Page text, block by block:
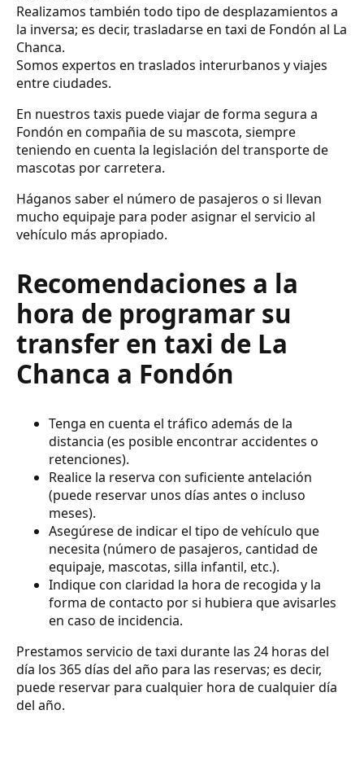
Realizamos también todo tipo de desplazamientos a
la inversa; es decir, trasladarse en taxi de Fondón al La
Chanca.
Somos expertos en traslados interurbanos y viajes
entre ciudades.
En nuestros taxis puede viajar de forma segura a
Fondón en compañia de su mascota, siempre
teniendo en cuenta la legislación del transporte de
mascotas por carretera.
Háganos saber el número de pasajeros o si llevan
mucho equipaje para poder asignar el servicio al
vehículo más apropiado.
Recomendaciones a la
hora de programar su
transfer en taxi de La
Chanca a Fondón
Tenga en cuenta el tráfico además de la
distancia (es posible encontrar accidentes o
retenciones).
Realice la reserva con suficiente antelación
(puede reservar unos días antes o incluso
meses).
Asegúrese de indicar el tipo de vehículo que
necesita (número de pasajeros, cantidad de
equipaje, mascotas, silla infantil, etc.).
Indique con claridad la hora de recogida y la
forma de contacto por si hubiera que avisarles
en caso de incidencia.
Prestamos servicio de taxi durante las 24 horas del
día los 365 días del año para las reservas; es decir,
puede reservar para cualquier hora de cualquier día
del año.